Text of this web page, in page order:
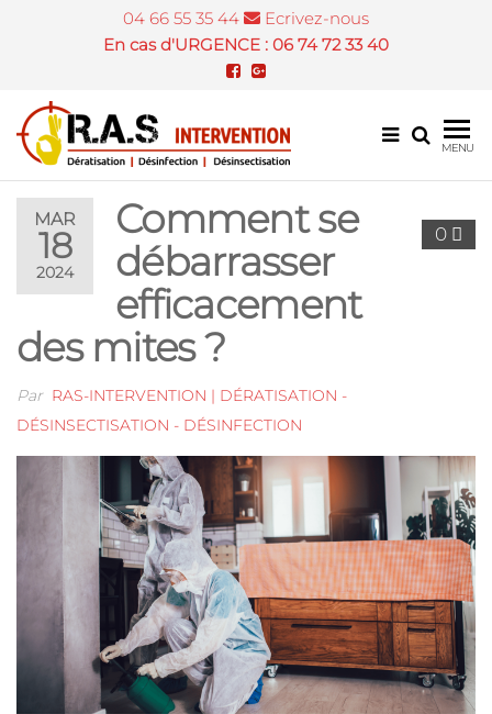
04 66 55 35 44
Ecrivez-nous
En cas d'URGENCE : 06 74 72 33 40
et
Nîmes
MENU
MAR
18
2024
0
Comment se
débarrasser
efficacement
des mites ?
Par RAS-INTERVENTION | DÉRATISATION -
DÉSINSECTISATION - DÉSINFECTION